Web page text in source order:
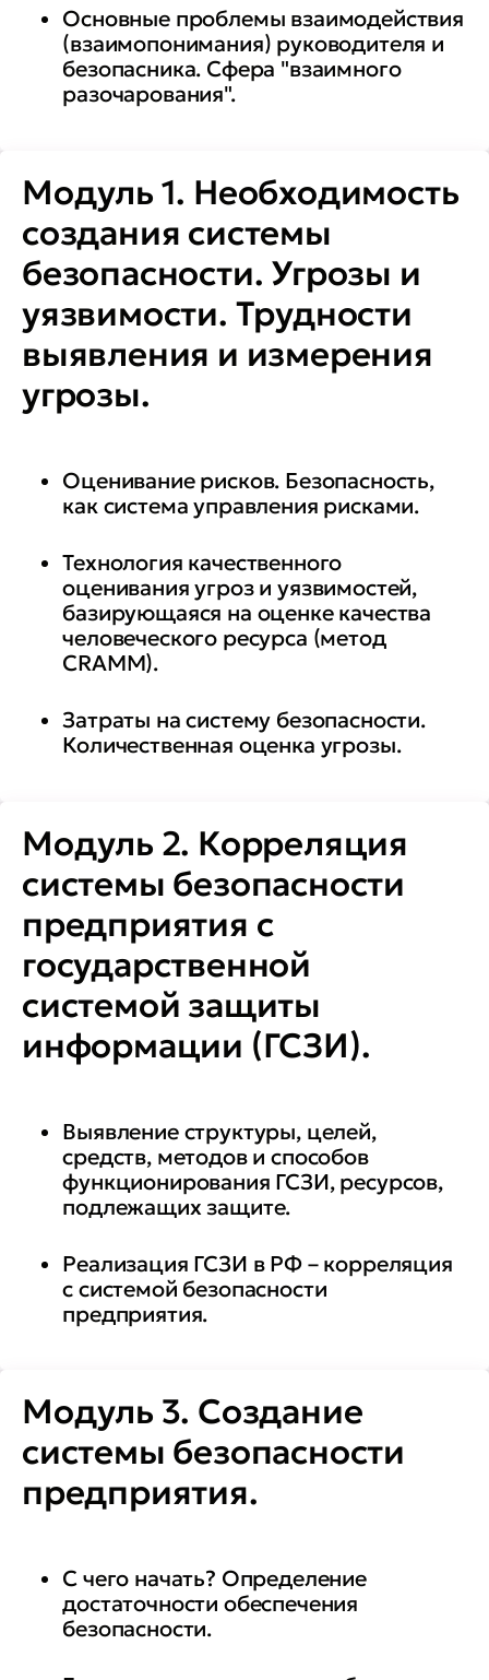
Основные проблемы взаимодействия
(взаимопонимания) руководителя и
безопасника. Сфера "взаимного
разочарования".
Модуль 1. Необходимость
создания системы
безопасности. Угрозы и
уязвимости. Трудности
выявления и измерения
угрозы.
Оценивание рисков. Безопасность,
как система управления рисками.
Технология качественного
оценивания угроз и уязвимостей,
базирующаяся на оценке качества
человеческого ресурса (метод
CRAMM).
Затраты на систему безопасности.
Количественная оценка угрозы.
Модуль 2. Корреляция
системы безопасности
предприятия с
государственной
системой защиты
информации (ГСЗИ).
Выявление структуры, целей,
средств, методов и способов
функционирования ГСЗИ, ресурсов,
подлежащих защите.
Реализация ГСЗИ в РФ – корреляция
с системой безопасности
предприятия.
Модуль 3. Создание
системы безопасности
предприятия.
С чего начать? Определение
достаточности обеспечения
безопасности.